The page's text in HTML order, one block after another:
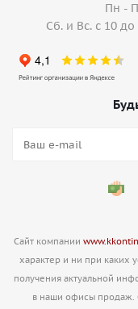
Пн -
Сб. и Вс. с 10
Сайт компании
характер и ни при каких
получения актуальной
в наши офисы продаж.